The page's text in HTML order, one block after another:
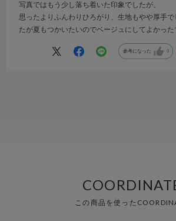
写真ではもう少し落ち着いた印象でしたが、
思ったよりふんわりひろがり、生地もやや厚手
たが夏もつかいたいのでベージュにしてよかった
参考になった 0
この商品を使った